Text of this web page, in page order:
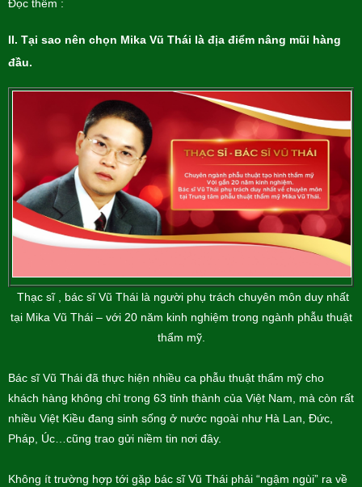
Đọc thêm :
II. Tại sao nên chọn Mika Vũ Thái là địa điểm nâng mũi hàng
đầu.
Thạc sĩ , bác sĩ Vũ Thái là người phụ trách chuyên môn duy nhất
tại Mika Vũ Thái – với 20 năm kinh nghiệm trong ngành phẫu thuật
thẩm mỹ.
Bác sĩ Vũ Thái đã thực hiện nhiều ca phẫu thuật thẩm mỹ cho
khách hàng không chỉ trong 63 tỉnh thành của Việt Nam, mà còn rất
nhiều Việt Kiều đang sinh sống ở nước ngoài như Hà Lan, Đức,
Pháp, Úc…cũng trao gửi niềm tin nơi đây.
Không ít trường hợp tới gặp bác sĩ Vũ Thái phải “ngậm ngùi” ra về